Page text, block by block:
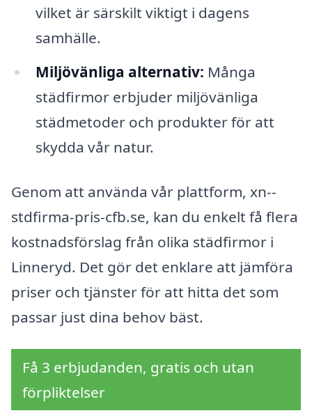
vilket är särskilt viktigt i dagens
samhälle.
Miljövänliga alternativ: Många
städfirmor erbjuder miljövänliga
städmetoder och produkter för att
skydda vår natur.
Genom att använda vår plattform, xn--
stdfirma-pris-cfb.se, kan du enkelt få flera
kostnadsförslag från olika städfirmor i
Linneryd. Det gör det enklare att jämföra
priser och tjänster för att hitta det som
passar just dina behov bäst.
Få 3 erbjudanden, gratis och utan
förpliktelser